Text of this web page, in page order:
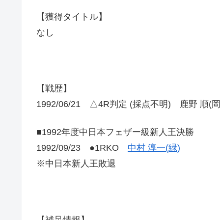
【獲得タイトル】
なし
【戦歴】
1992/06/21 △4R判定 (採点不明) 鹿野 順(
■1992年度中日本フェザー級新人王決勝
1992/09/23 ●1RKO 中村 淳一(緑)
※中日本新人王敗退